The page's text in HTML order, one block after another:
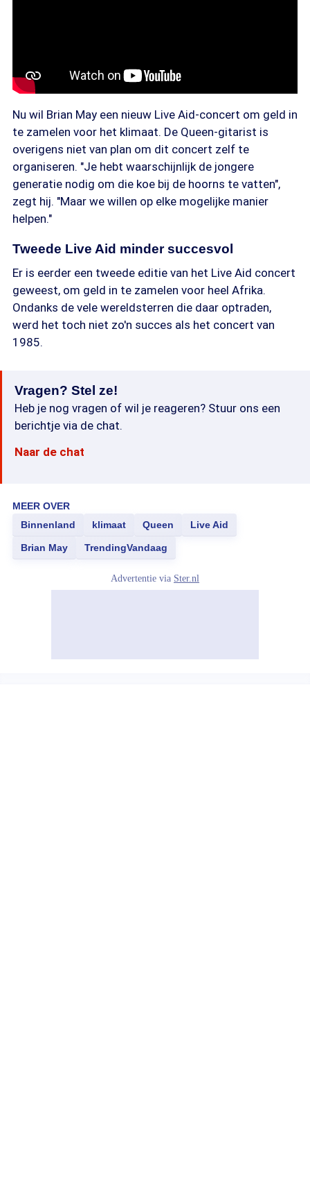
Nu wil Brian May een nieuw Live Aid-concert om geld in
te zamelen voor het klimaat. De Queen-gitarist is
overigens niet van plan om dit concert zelf te
organiseren. "Je hebt waarschijnlijk de jongere
generatie nodig om die koe bij de hoorns te vatten",
zegt hij. "Maar we willen op elke mogelijke manier
helpen."
Tweede Live Aid minder succesvol
Er is eerder een tweede editie van het Live Aid concert
geweest, om geld in te zamelen voor heel Afrika.
Ondanks de vele wereldsterren die daar optraden,
werd het toch niet zo'n succes als het concert van
1985.
Vragen? Stel ze!
Heb je nog vragen of wil je reageren? Stuur ons een
berichtje via de chat.
Naar de chat
MEER OVER
Binnenland
klimaat Queen Live Aid
Brian May TrendingVandaag
Advertentie via Ster.nl